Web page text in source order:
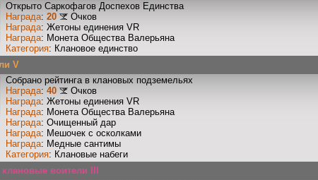
Открыто Саркофагов Доспехов Единства
Награда: 20
Очков
Награда: Жетоны единения VR
Награда: Монета Общества Валерьяна
Категория: Клановое единство
V
Собрано рейтинга в клановых подземельях
Награда: 40
Очков
Награда: Жетоны единения VR
Награда: Монета Общества Валерьяна
Награда: Очищенный дар
Награда: Мешочек с осколками
Награда: Медные сантимы
Категория: Клановые набеги
воители III